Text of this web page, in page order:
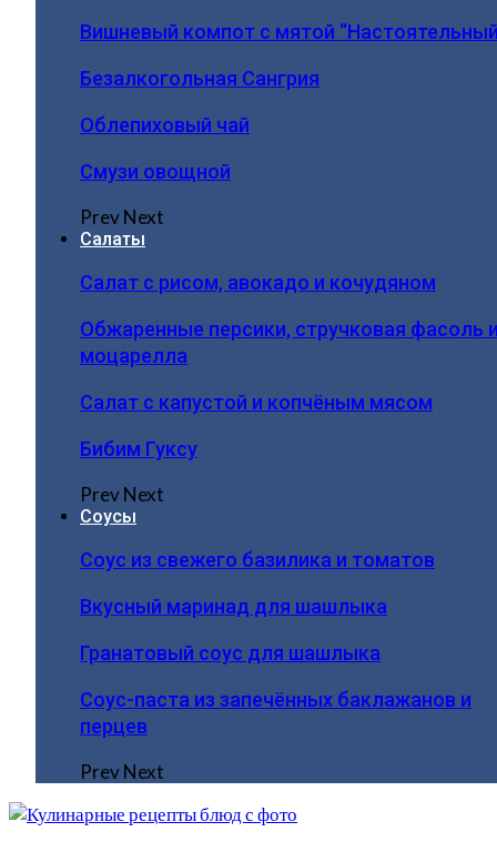
Вишневый компот с мятой
Безалкогольная Сангрия
Облепиховый чай
Смузи овощной
PrevNext
Салаты
Салат с рисом, авокадо и кочудяном
Обжаренные персики, стручковая фасоль
моцарелла
Салат с капустой и копчёным мясом
Бибим Гуксу
PrevNext
Соусы
Соус из свежего базилика и томатов
Вкусный маринад для шашлыка
Гранатовый соус для шашлыка
Соус-паста из запечённых баклажанов и
перцев
PrevNext